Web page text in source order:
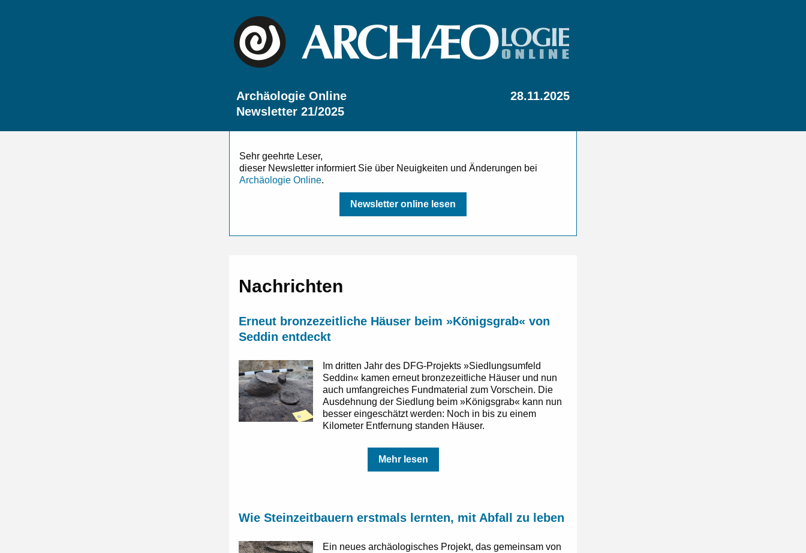
Archäologie Online
Newsletter 21/2025
28.11.2025
Sehr geehrte Leser,
dieser Newsletter informiert Sie über Neuigkeiten und Änderungen bei
Archäologie Online.
Newsletter online lesen
Nachrichten
Erneut bronzezeitliche Häuser beim »Königsgrab« von
Seddin entdeckt
Im dritten Jahr des DFG-Projekts »Siedlungsumfeld
Seddin« kamen erneut bronzezeitliche Häuser und nun
auch umfangreiches Fundmaterial zum Vorschein. Die
Ausdehnung der Siedlung beim »Königsgrab« kann nun
besser eingeschätzt werden: Noch in bis zu einem
Kilometer Entfernung standen Häuser.
Mehr lesen
Wie Steinzeitbauern erstmals lernten, mit Abfall zu leben
Ein neues archäologisches Projekt, das gemeinsam von